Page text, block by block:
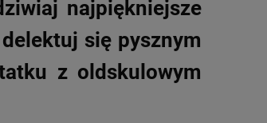
najpiękniejsze
się pysznym
z oldskulowym